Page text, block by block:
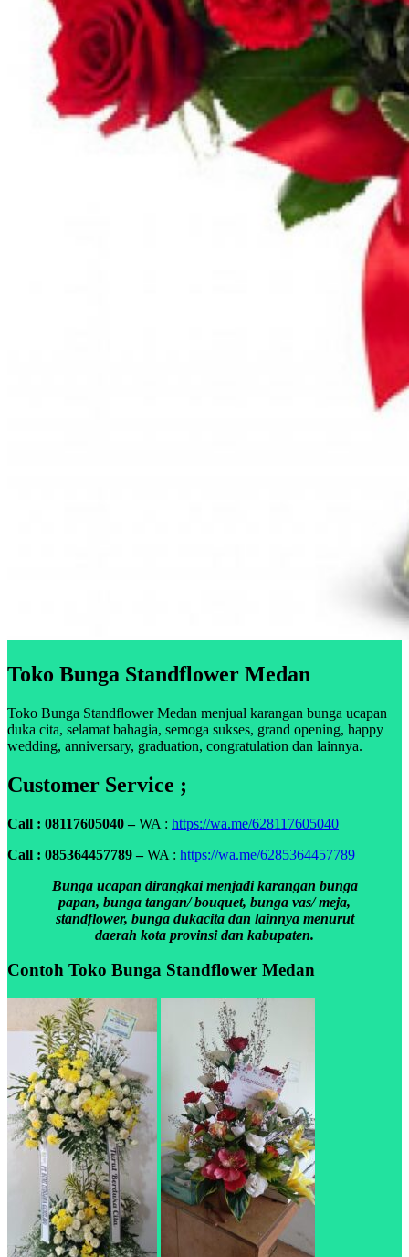
Toko Bunga Standflower Medan
Toko Bunga Standflower Medan menjual karangan bunga ucapan
duka cita, selamat bahagia, semoga sukses, grand opening, happy
wedding, anniversary, graduation, congratulation dan lainnya.
Customer Service ;
Call : 08117605040 –WA : https://wa.me/628117605040
Call : 085364457789 –WA : https://wa.me/6285364457789
Bunga ucapan dirangkai menjadi karangan bunga
papan, bunga tangan/ bouquet, bunga vas/ meja,
standflower, bunga dukacita dan lainnya menurut
daerah kota provinsi dan kabupaten.
Contoh Toko Bunga Standflower Medan